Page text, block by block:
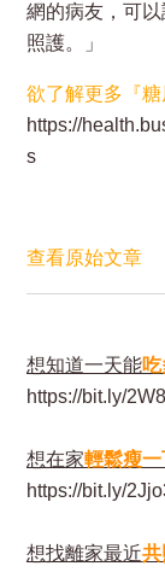
網的病友，可
照護。」
欲了解更多『糖
https://
s
查看原始文章
想知道一天能
https://bit.ly/
想在家輕鬆瘦一
https://bit.ly/
想找離家最近共